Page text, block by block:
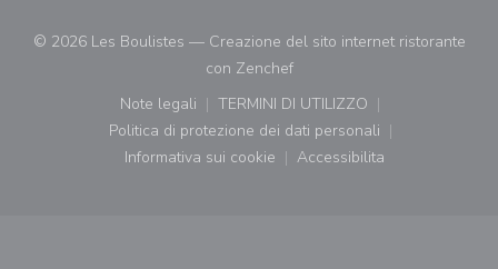
© 2026 Les Boulistes — Creazione del sito internet ristorante
con Zenchef((apre una nuova finestra))
Note legali
((apre una nuova finestra))
TERMINI DI UTILIZZO
((apre una nuova finestra))
Politica di protezione dei dati personali
((apre una nuova finestra))
Informativa sui cookie
((apre una nuova finestra))
Accessibilita
((apre una nuova